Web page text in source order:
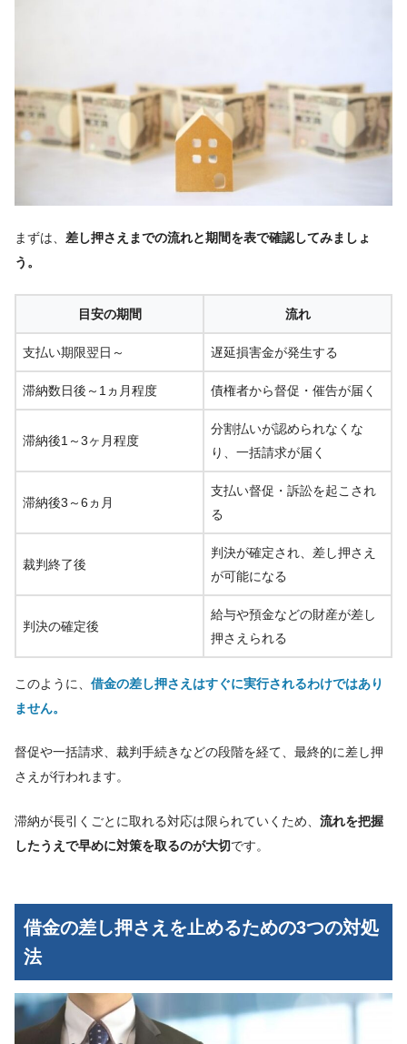
まずは、 差し押さえまでの流れと期間を表で確認してみましょ
う。
目安の期間 流れ
支払い期限翌日～ 遅延損害金が発生する
滞納数日後～1ヵ月程度 債権者から督促・催告が届く
滞納後1～3ヶ月程度
分割払いが認められなくな
り、一括請求が届く
滞納後3～6ヵ月
支払い督促・訴訟を起こされ
る
裁判終了後
判決が確定され、差し押さえ
が可能になる
判決の確定後
給与や預金などの財産が差し
押さえられる
このように、 借金の差し押さえはすぐに実行されるわけではあり
ません。
督促や一括請求、裁判手続きなどの段階を経て、最終的に差し押
さえが行われます。
滞納が長引くごとに取れる対応は限られていくため、 流れを把握
したうえで早めに対策を取るのが大切です。
借金の差し押さえを止めるための3つの対処
法